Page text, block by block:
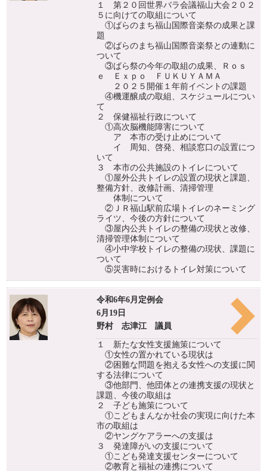
１ 第２０回世界バラ会議福山大会２０２
５に向けての取組について
①ばらのまち福山国際音楽祭の成果と課
題
②ばらのまち福山国際音楽祭との連動に
ついて
③ばら祭の今年の取組の成果、Ｒｏｓ
ｅ Ｅｘｐｏ ＦＵＫＵＹＡＭＡ
２０２５開催１年前イベントの課題
④機運醸成の取組、スケジュールについ
て
２ 保健福祉行政について
①高次脳機能障害について
ア 本市の受け止めについて
イ 周知、啓発、相談窓口の設置につ
いて
３ 本市の公共施設のトイレについて
①屋外公共トイレの設置の現状と課題、
整備方針、改修計画、清掃管理
体制について
②ＪＲ福山駅前広場トイレのネーミング
ライツ、今後の方針について
③屋内公共トイレの整備の現状と改修、
清掃管理体制について
④小中学校トイレの整備の現状、課題に
ついて
⑤災害時におけるトイレ対策について
令和6年6月定例会
6月19日
野村 志津江 議員
１ 新たな女性支援施策について
①女性の置かれている現状は
②困難な問題を抱える女性への支援に関
する法律について
③他部門、他団体との連携支援の現状と
課題、今後の取組は
２ 子ども施策について
①こどもまんなか社会の実現に向けた本
市の取組は
②ヤングケアラーへの支援は
３ 発達障がいの支援について
①こども発達支援センターについて
②教育と福祉の連携について